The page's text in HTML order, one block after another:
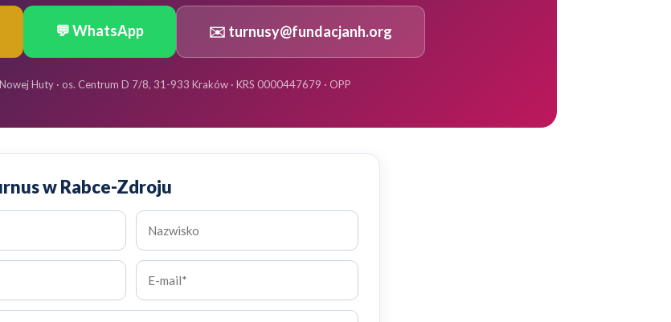
💬 WhatsApp ✉️ turnusy@fundacjanh.org
Huty · os. Centrum D 7/8, 31-933 Kraków · KRS 0000447679 · OPP
w Rabce-Zdroju